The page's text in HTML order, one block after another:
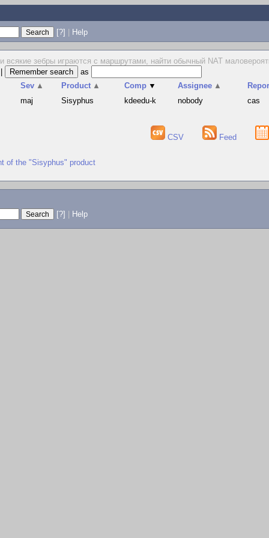
[?] | Help
всякие зебры играются с маршрутами, найти обычный NAT
as
Sev ▲ Product ▲ Comp ▼ Assignee ▲
maj Sisyphus kdeedu-k nobody cas
CSV Feed
of the "Sisyphus" product
[?] Help